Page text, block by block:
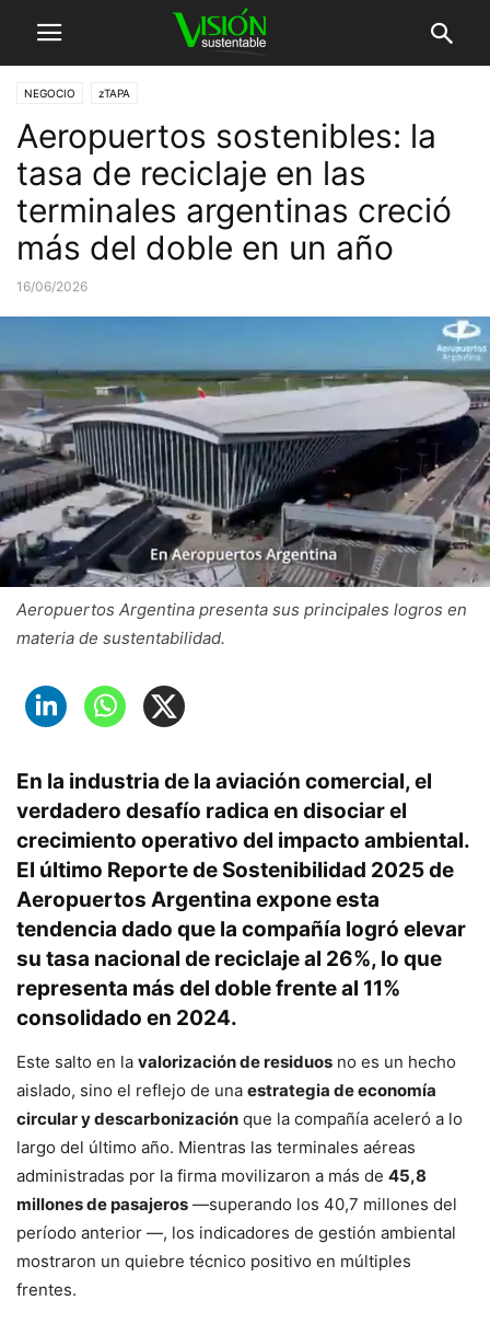
NEGOCIO zTAPA
Aeropuertos sostenibles: la
tasa de reciclaje en las
terminales argentinas creció
más del doble en un año
16/06/2026
Aeropuertos Argentina presenta sus principales logros en
materia de sustentabilidad.
En la industria de la aviación comercial, el
verdadero desafío radica en disociar el
crecimiento operativo del impacto ambiental.
El último Reporte de Sostenibilidad 2025de
Aeropuertos Argentina expone esta
tendencia dado que la compañía logró elevar
su tasa nacional de reciclaje al 26%, lo que
representa más del doble frente al 11%
consolidado en 2024.
Este salto en la valorización de residuos no es un hecho
aislado, sino el reflejo de una estrategia de economía
circular y descarbonización que la compañía aceleró a lo
largo del último año. Mientras las terminales aéreas
administradas por la firma movilizaron a más de 45,8
millones de pasajeros —superando los 40,7 millones del
período anterior —, los indicadores de gestión ambiental
mostraron un quiebre técnico positivo en múltiples
frentes.